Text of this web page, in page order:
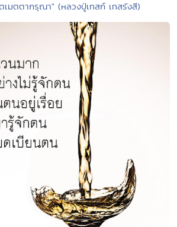
เมตตากรุณา" (หลวงปู่เทสก์ เทสรังสี)